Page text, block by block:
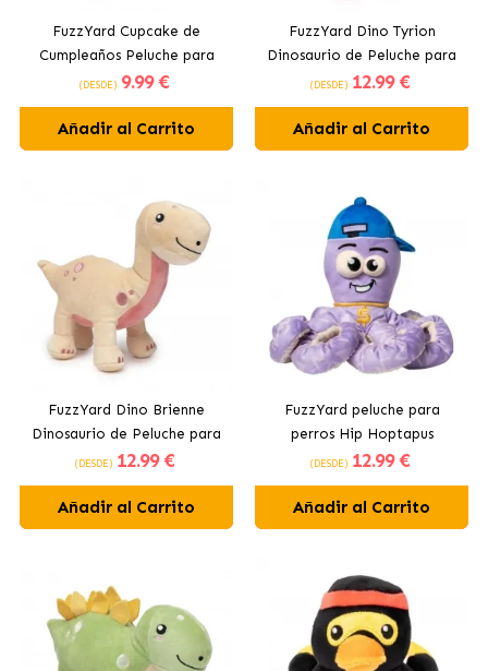
FuzzYard Cupcake de
Cumpleaños Peluche para
Perros
(DESDE) 9.99 €
Añadir al Carrito
FuzzYard Dino Tyrion
Dinosaurio de Peluche para
Perros
(DESDE) 12.99 €
Añadir al Carrito
FuzzYard Dino Brienne
Dinosaurio de Peluche para
Perros
(DESDE) 12.99 €
Añadir al Carrito
FuzzYard peluche para
perros Hip Hoptapus
(DESDE) 12.99 €
Añadir al Carrito